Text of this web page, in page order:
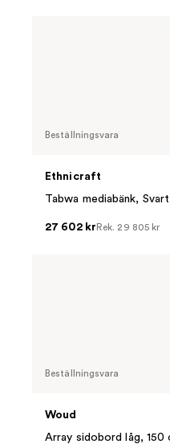
Beställningsvara
Ethnicraft
Tabwa mediabänk,
27 602 kr Rek. 29 805 kr
Beställningsvara
Woud